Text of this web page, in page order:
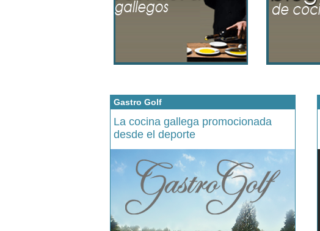
Gastro Golf
La cocina gallega promocionada
desde el deporte